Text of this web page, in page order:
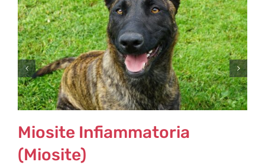
Miosite Infiammatoria
(Miosite)